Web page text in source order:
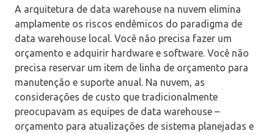
A arquitetura de data warehouse na nuvem elimina
amplamente os riscos endêmicos do paradigma de
data warehouse local. Você não precisa fazer um
orçamento e adquirir hardware e software. Você não
precisa reservar um item de linha de orçamento para
manutenção e suporte anual. Na nuvem, as
considerações de custo que tradicionalmente
preocupavam as equipes de data warehouse –
orçamento para atualizações de sistema planejadas e